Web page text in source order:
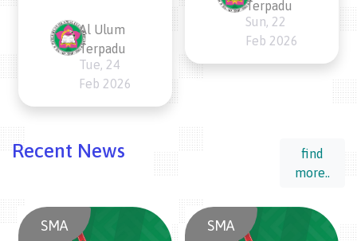
Al Ulum
Terpadu
Tue, 24
Feb 2026
Terpadu
Sun, 22
Feb 2026
Recent News
find
more..
SMA SMA